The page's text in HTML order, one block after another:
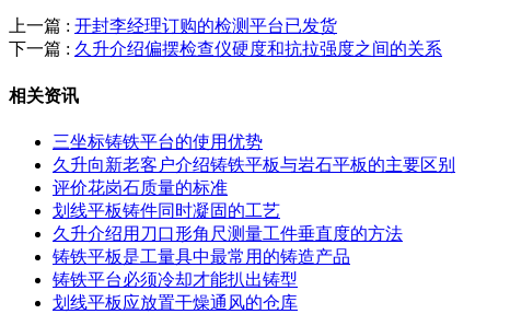
上一篇 : 开封李经理订购的检测平台已发货
下一篇 : 久升介绍偏摆检查仪硬度和抗拉强度之间的关系
相关资讯
三坐标铸铁平台的使用优势
久升向新老客户介绍铸铁平板与岩石平板的主要区别
评价花岗石质量的标准
划线平板铸件同时凝固的工艺
久升介绍用刀口形角尺测量工件垂直度的方法
铸铁平板是工量具中最常用的铸造产品
铸铁平台必须冷却才能扒出铸型
划线平板应放置干燥通风的仓库